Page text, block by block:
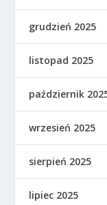
grudzień 2025
listopad 2025
październik
wrzesień 2025
sierpień 2025
lipiec 2025